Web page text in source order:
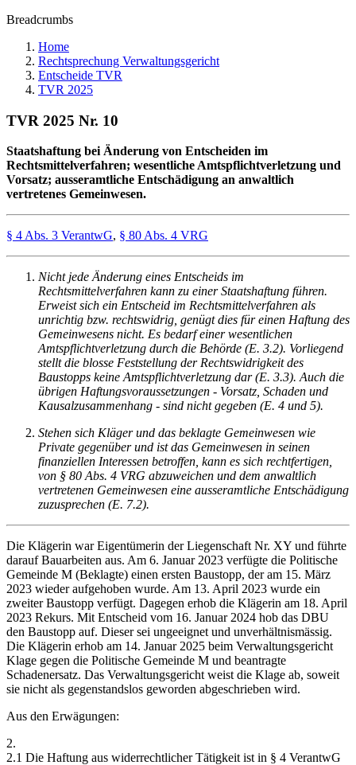
Breadcrumbs
Home
Rechtsprechung Verwaltungsgericht
Entscheide TVR
TVR 2025
TVR 2025 Nr. 10
Staatshaftung bei Änderung von Entscheiden im
Rechtsmittelverfahren; wesentliche Amtspflichtverletzung und
Vorsatz; ausseramtliche Entschädigung an anwaltlich
vertretenes Gemeinwesen.
§ 4 Abs. 3 VerantwG, § 80 Abs. 4 VRG
Nicht jede Änderung eines Entscheids im
Rechtsmittelverfahren kann zu einer Staatshaftung führen.
Erweist sich ein Entscheid im Rechtsmittelverfahren als
unrichtig bzw. rechtswidrig, genügt dies für einen Haftung des
Gemeinwesens nicht. Es bedarf einer wesentlichen
Amtspflichtverletzung durch die Behörde (E. 3.2). Vorliegend
stellt die blosse Feststellung der Rechtswidrigkeit des
Baustopps keine Amtspflichtverletzung dar (E. 3.3). Auch die
übrigen Haftungsvoraussetzungen - Vorsatz, Schaden und
Kausalzusammenhang - sind nicht gegeben (E. 4 und 5).
Stehen sich Kläger und das beklagte Gemeinwesen wie
Private gegenüber und ist das Gemeinwesen in seinen
finanziellen Interessen betroffen, kann es sich rechtfertigen,
von § 80 Abs. 4 VRG abzuweichen und dem anwaltlich
vertretenen Gemeinwesen eine ausseramtliche Entschädigung
zuzusprechen (E. 7.2).
Die Klägerin war Eigentümerin der Liegenschaft Nr. XY und führte
darauf Bauarbeiten aus. Am 6. Januar 2023 verfügte die Politische
Gemeinde M (Beklagte) einen ersten Baustopp, der am 15. März
2023 wieder aufgehoben wurde. Am 13. April 2023 wurde ein
zweiter Baustopp verfügt. Dagegen erhob die Klägerin am 18. April
2023 Rekurs. Mit Entscheid vom 16. Januar 2024 hob das DBU
den Baustopp auf. Dieser sei ungeeignet und unverhältnismässig.
Die Klägerin erhob am 14. Januar 2025 beim Verwaltungsgericht
Klage gegen die Politische Gemeinde M und beantragte
Schadenersatz. Das Verwaltungsgericht weist die Klage ab, soweit
sie nicht als gegenstandslos geworden abgeschrieben wird.
Aus den Erwägungen:
2.
2.1 Die Haftung aus widerrechtlicher Tätigkeit ist in § 4 VerantwG